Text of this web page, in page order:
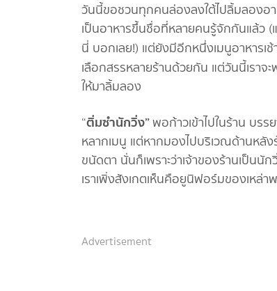
วันนี้ขอชวนทุกคนล่องลงใต้ไปลิ้มลองอ
เป็นอาหารขึ้นชื่อที่หลายคนรู้จักกันแล้ว
นี่ บอกเลย!) แต่ยังมีอีกหนึ่งเมนูอาหารเ
เลือกสรรหลายร้านด้วยกัน แต่วันนี้เราจ
ให้มาลิ้มลอง
“ติ่มซำนักวิ่ง”พอก้าวเข้าไปในร้าน บรร
หลากเมนู แต่หากมองไปบริเวณด้านหลัง
ขนัดตา นั่นก็เพราะว่าเจ้าของร้านเป็น
เราเพิ่งสังเกตเห็นคือยูนิฟอร์มของเหล่
Advertisement